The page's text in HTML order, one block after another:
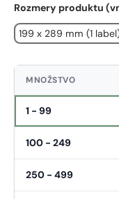
Rozmery produktu
199 x 289 mm (1
MNOŽSTVO
1 - 99
100 - 249
250 - 499